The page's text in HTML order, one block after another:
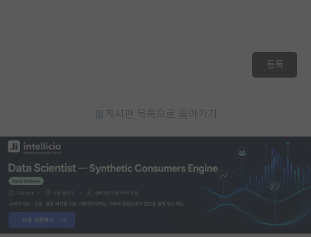
등록
게시판 목록으로 돌아가기